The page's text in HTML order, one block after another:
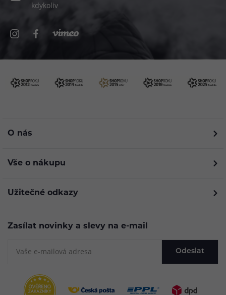
kdykoliv
O nás
Vše o nákupu
Užitečné odkazy
Zasílat novinky a slevy na e-mail
Odeslat